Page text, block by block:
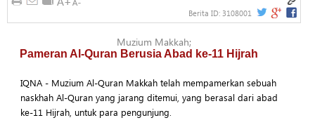
Berita ID: 3108001
Muzium Makkah;
Pameran Al-Quran Berusia Abad ke-11 Hijrah
IQNA - Muzium Al-Quran Makkah telah mempamerkan sebuah
naskhah Al-Quran yang jarang ditemui, yang berasal dari abad
ke-11 Hijrah, untuk para pengunjung.